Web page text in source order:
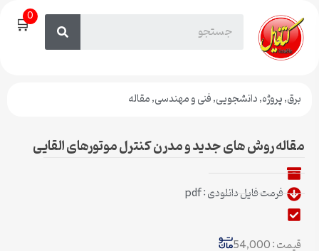
🛒0
برق,پروژه,دانشجویی,فنی و مهندسی,مقاله
مقاله روش های جدید و مدرن کنترل موتورهای القایی
فرمت فایل دانلودی : pdf
قیمت : 54,000